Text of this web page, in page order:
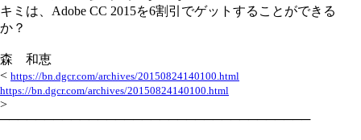
キミは、Adobe CC 2015を6割引でゲットすることができる
か？
森 和恵
< https://bn.dgcr.com/archives/20150824140100.html
https://bn.dgcr.com/archives/20150824140100.html
>
───────────────────────────────────